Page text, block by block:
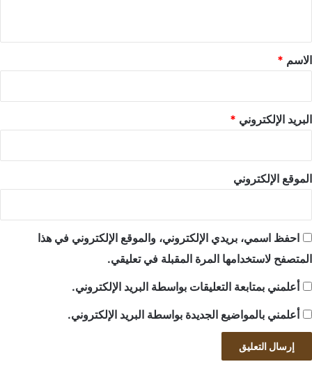
*
الاسم *
البريد الإلكتروني *
الموقع الإلكتروني
احفظ اسمي، بريدي الإلكتروني، والموقع الإلكتروني في هذا
المتصفح لاستخدامها المرة المقبلة في تعليقي.
أعلمني بمتابعة التعليقات بواسطة البريد الإلكتروني.
أعلمني بالمواضيع الجديدة بواسطة البريد الإلكتروني.